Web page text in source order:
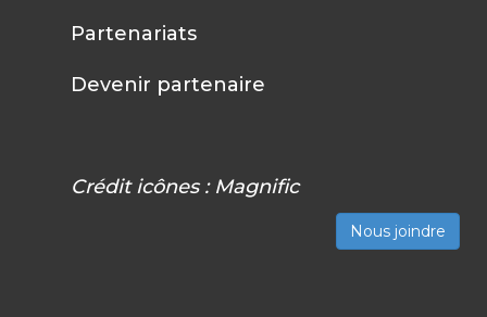
Partenariats
Devenir partenaire
Crédit icônes : Magnific
Nous joindre